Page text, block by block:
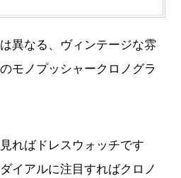
異なる、ヴィンテージな雰
モノプッシャークロノグラ
ればドレスウォッチです
イアルに注目すればクロノ